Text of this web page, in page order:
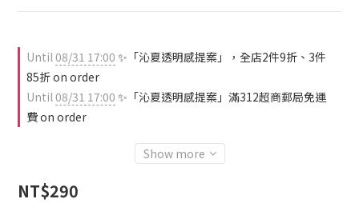
Until08/31 17:00 ✨「沁夏透明感提案」，全店2件9折、3件
85折 on order
Until08/31 17:00 ✨「沁夏透明感提案」滿312超商郵局免運
費 on order
Show more
NT$290